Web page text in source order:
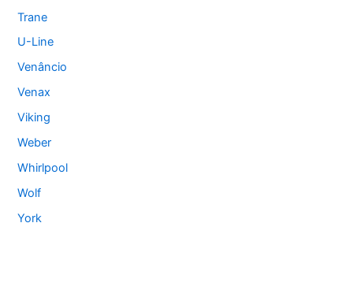
Trane
U-Line
Venâncio
Venax
Viking
Weber
Whirlpool
Wolf
York